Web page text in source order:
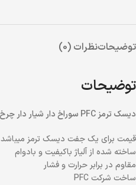
توضیحاتنظرات (0)
توضیحات
دیسک ترمز PFC سوراخ دار شیار دار چرخ عقب پژو 207 – مدل TURBO
قیمت برای یک جفت دیسک ترمز میباشد
ساخته شده از آلیاژ باکیفیت و بادوام
مقاوم در برابر حرارت و فشار
ساخت شرکت PFC